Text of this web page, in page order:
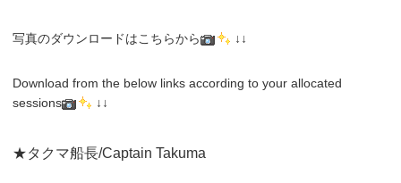
写真のダウンロードはこちらから ↓↓
Download from the below links according to your allocated
sessions
↓↓
★タクマ船長/Captain Takuma